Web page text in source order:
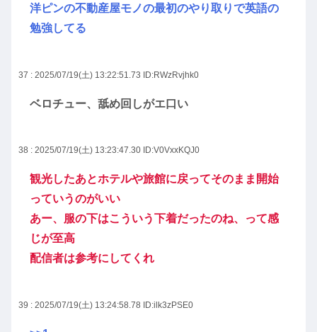
洋ピンの不動産屋モノの最初のやり取りで英語の
勉強してる
37 : 2025/07/19(土) 13:22:51.73 ID:RWzRvjhk0
ベロチュー、舐め回しがエ口い
38 : 2025/07/19(土) 13:23:47.30 ID:V0VxxKQJ0
観光したあとホテルや旅館に戻ってそのまま開始
っていうのがいい
あー、服の下はこういう下着だったのね、って感
じが至高
配信者は参考にしてくれ
39 : 2025/07/19(土) 13:24:58.78 ID:ilk3zPSE0